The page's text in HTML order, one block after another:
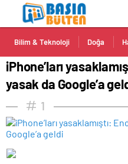
Bilim & Teknoloji Doğa
iPhone’ları
yasak da Google’a
1